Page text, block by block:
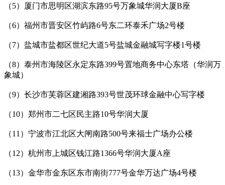
（5）厦门市思明区湖滨东路95号万象城华润大厦B座
（6）福州市晋安区竹屿路6号东二环泰禾广场2号楼
（7）盐城市盐都区世纪大道5号盐城金融城写字楼1号楼
（8）泰州市海陵区永定东路399号置地商务中心东塔（华润万
象城）
（9）长沙市芙蓉区建湘路393号世茂环球金融中心写字楼
（10）郑州市二七区民主路10号华润大厦
（11）宁波市江北区大闸南路500号来福士广场办公楼
（12）杭州市上城区钱江路1366号华润大厦A座
（13）金华市金东区东市南街777号金华万达广场4号楼